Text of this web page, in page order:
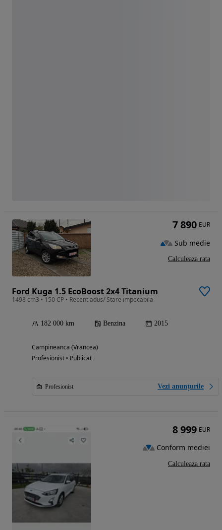
Ford Kuga 1.5 EcoBoost 2x4 Titanium
1498 cm3 • 150 CP • Recent adus/ Stare impecabila
182 000 km Benzina 2015
Campineanca (Vrancea)
Profesionist • Publicat
Profesionist Vezi anunțurile
7 890 EUR
Sub medie
Calculeaza rata
8 999 EUR
Conform mediei
Calculeaza rata